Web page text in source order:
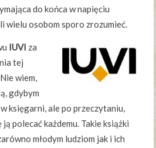
do końca w napięciu
wielu osobom sporo zrozumieć.
IUVI za
tej
wiem,
gdybym
w księgarni, ale po przeczytaniu,
ją polecać każdemu. Takie książki
młodym ludziom jak i ich